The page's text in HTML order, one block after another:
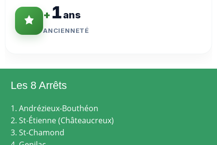
+1ans
ANCIENNETÉ
Les 8 Arrêts
1. Andrézieux-Bouthéon
2. St-Étienne (Châteaucreux)
3. St-Chamond